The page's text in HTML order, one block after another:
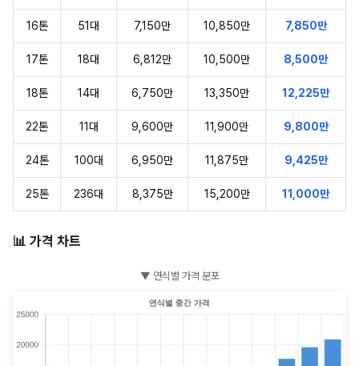
16톤 51대 7,150만 10,850만 7,850만
17톤 18대 6,812만 10,500만 8,500만
18톤 14대 6,750만 13,350만 12,225만
22톤 11대 9,600만 11,900만 9,800만
24톤 100대 6,950만 11,875만 9,425만
25톤 236대 8,375만 15,200만 11,000만
📊 가격 차트
▼ 연식별 가격 분포